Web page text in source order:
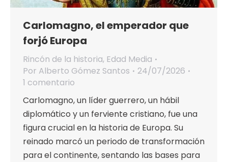
Carlomagno, el emperador que
forjó Europa
Rincón de la historia, Edad Media
Por Alberto Gómez Santos
24/07/2026
1 comentario
Carlomagno, un líder guerrero, un hábil
diplomático y un ferviente cristiano, fue una
figura crucial en la historia de Europa. Su
reinado marcó un periodo de transformación
para el continente, sentando las bases para